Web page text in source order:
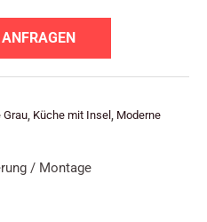
Grau Küche mit Insel
Moderne
/ Montage